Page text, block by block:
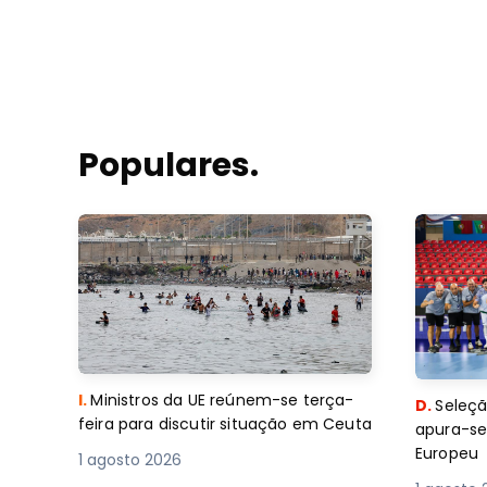
Populares.
I.Ministros da UE reúnem-se terça-
feira para discutir situação em Ceuta
1 agosto 2026
D.
apura-
Europeu